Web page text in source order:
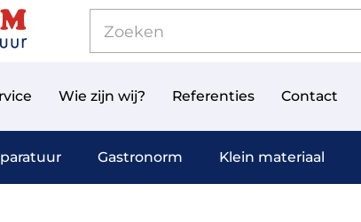
Wie zijn wij? Referenties Contact
Gastronorm Klein materiaal